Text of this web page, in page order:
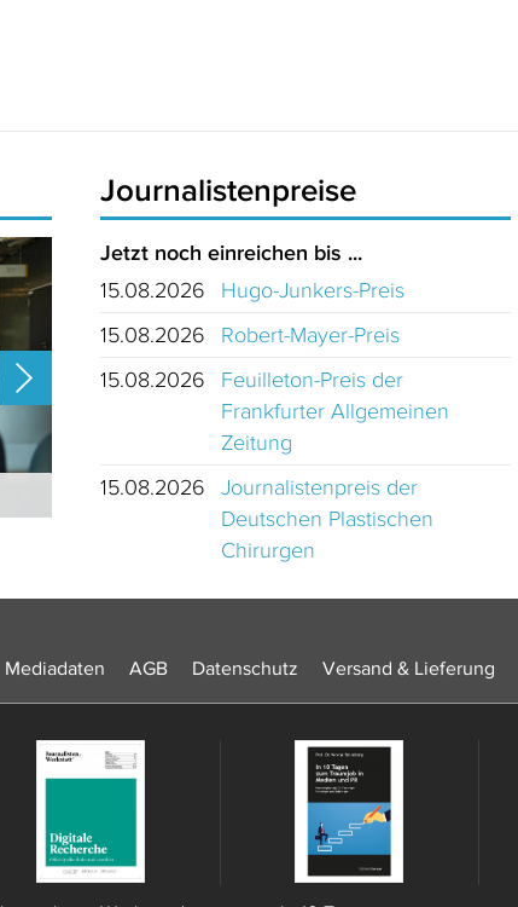
Journalistenpreise
Jetzt noch einreichen bis ...
15.08.2026
Hugo-Junkers-Preis
15.08.2026
Robert-Mayer-Preis
15.08.2026
Feuilleton-Preis der
Frankfurter Allgemeinen
Zeitung
15.08.2026
Journalistenpreis der
Deutschen Plastischen
Chirurgen
Mediadaten AGB Datenschutz Versand & Lieferung